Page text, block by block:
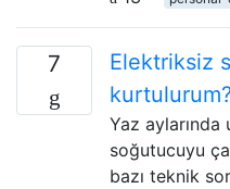
7
Elektriksiz
kurtulurum?
Yaz aylarında
soğutucuyu
bazı teknik